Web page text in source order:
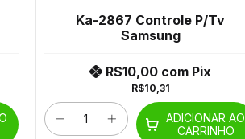
Ka-2867 Controle P/Tv
Samsung
R$10,31
R$10,00 com Pix
ADICIONAR AO
CARRINHO